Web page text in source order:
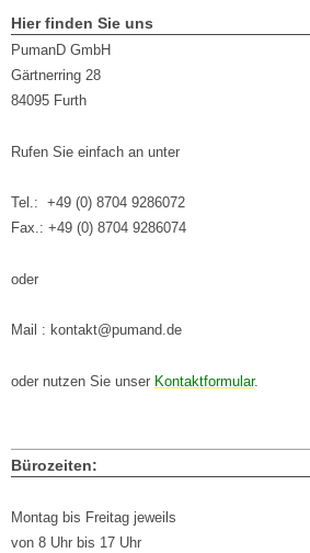
Hier finden Sie uns
PumanD GmbH
Gärtnerring 28
84095 Furth
Rufen Sie einfach an unter
Tel.: +49 (0) 8704 9286072
Fax.: +49 (0) 8704 9286074
oder
Mail : kontakt@pumand.de
oder nutzen Sie unser Kontaktformular.
Bürozeiten:
Montag bis Freitag jeweils
von 8 Uhr bis 17 Uhr